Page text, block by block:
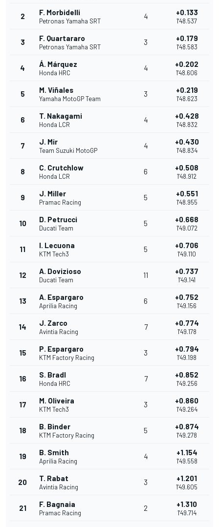
2 F. Morbidelli
Petronas Yamaha SRT
4 +0.133
1'48.537
3 F. Quartararo
Petronas Yamaha SRT
3 +0.179
1'48.583
4 Á. Márquez
Honda HRC
4 +0.202
1'48.606
5 M. Viñales
Yamaha MotoGP Team
3 +0.219
1'48.623
6 T. Nakagami
Honda LCR
4 +0.428
1'48.832
7 J. Mir
Team Suzuki MotoGP
4 +0.430
1'48.834
8 C. Crutchlow
Honda LCR
6 +0.508
1'48.912
9 J. Miller
Pramac Racing
5 +0.551
1'48.955
10 D. Petrucci
Ducati Team
5 +0.668
1'49.072
11 I. Lecuona
KTM Tech3
5 +0.706
1'49.110
12 A. Dovizioso
Ducati Team
11 +0.737
1'49.141
13 A. Espargaro
Aprilia Racing
6 +0.752
1'49.156
14 J. Zarco
Avintia Racing
7 +0.774
1'49.178
15 P. Espargaro
KTM Factory Racing
3 +0.794
1'49.198
16 S. Bradl
Honda HRC
7 +0.852
1'49.256
17 M. Oliveira
KTM Tech3
3 +0.860
1'49.264
18 B. Binder
KTM Factory Racing
5 +0.874
1'49.278
19 B. Smith
Aprilia Racing
4 +1.154
1'49.558
20 T. Rabat
Avintia Racing
3 +1.201
1'49.605
21 F. Bagnaia
Pramac Racing
2 +1.310
1'49.714